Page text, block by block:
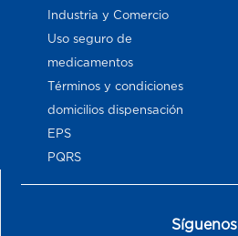
Industria y Comercio
Uso seguro de
medicamentos
Términos y condiciones
domicilios dispensación
EPS
PQRS
Síguenos